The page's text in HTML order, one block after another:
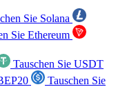
Sie Solana
Sie Ethereum
Tauschen Sie USDT
Tauschen Sie